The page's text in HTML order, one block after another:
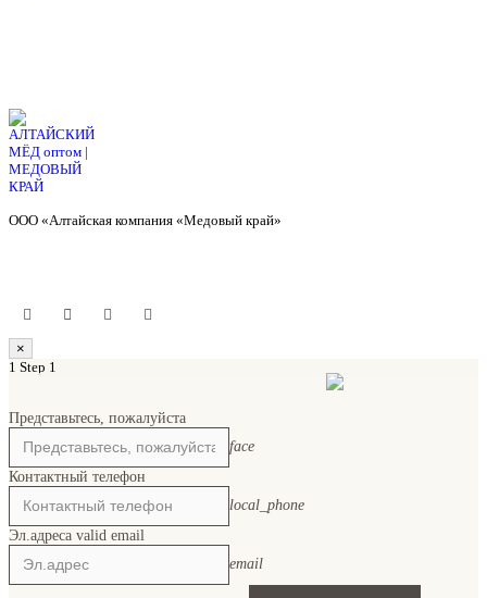
ООО «Алтайская компания «Медовый край»
×
1 Step 1
Представьтесь, пожалуйста
face
Контактный телефон
local_phone
Эл.адресa valid email
email